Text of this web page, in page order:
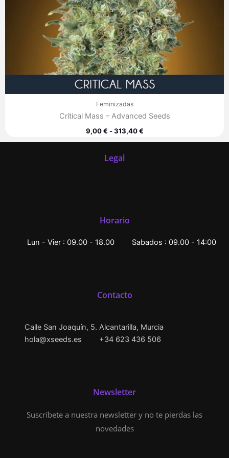
Feminizadas
Critical Mass – Advanced Seeds
9,00€ - 313,40€
Legal
Horario
Lun - Vier : 09.00 - 18.00 Sabados : 09.00 - 14:00
Contacto
Calle San Joaquín, 5. Alcantarilla, Murcia
hola@xseeds.es
+34 623 436 506
Newsletter
Suscríbete a nuestra newsletter y no te pierdas las
novedades